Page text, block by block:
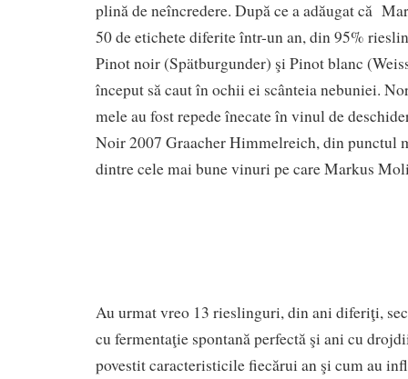
plină de neîncredere. După ce a adăugat că
50 de etichete diferite într-un an, din 95%
Pinot noir (Spätburgunder) şi Pinot blanc
început să caut în ochii ei scânteia nebuniei.
mele au fost repede înecate în vinul de
Noir 2007 Graacher Himmelreich, din punctul
dintre cele mai bune vinuri pe care Markus
Au urmat vreo 13 rieslinguri, din ani diferiţi,
cu fermentaţie spontană perfectă şi ani cu
povestit caracteristicile fiecărui an şi cum au